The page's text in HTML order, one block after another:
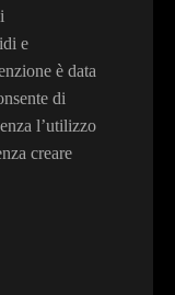
e
è data
di
l’utilizzo
creare